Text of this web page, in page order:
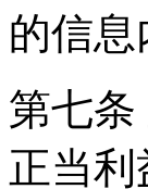
的信息
第七
正当